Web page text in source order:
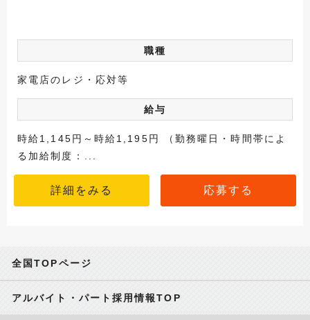
職種
家電店のレジ・応対等
給与
時給1,145円～時給1,195円 （勤務曜日・時間帯によ
る加給制度：...
詳細をみる 応募する
全国TOPページ
アルバイト・パート採用情報TOP